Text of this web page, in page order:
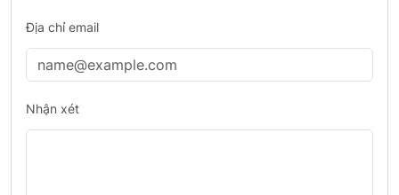
Địa chỉ email
Nhận xét